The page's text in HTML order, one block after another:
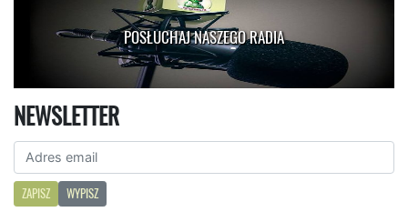
POSŁUCHAJ NASZEGO RADIA
NEWSLETTER
ZAPISZ WYPISZ